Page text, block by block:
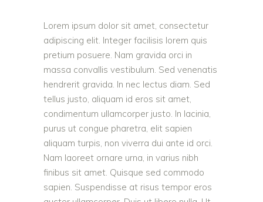
Lorem ipsum dolor sit amet, consectetur
adipiscing elit. Integer facilisis lorem quis
pretium posuere. Nam gravida orci in
massa convallis vestibulum. Sed venenatis
hendrerit gravida. In nec lectus diam. Sed
tellus justo, aliquam id eros sit amet,
condimentum ullamcorper justo. In lacinia,
purus ut congue pharetra, elit sapien
aliquam turpis, non viverra dui ante id orci.
Nam laoreet ornare urna, in varius nibh
finibus sit amet. Quisque sed commodo
sapien. Suspendisse at risus tempor eros